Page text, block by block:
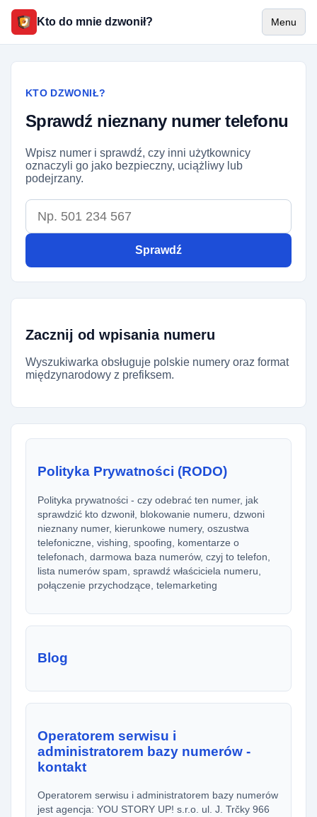
Kto do mnie dzwonił? Menu
KTO DZWONIŁ?
Sprawdź nieznany numer telefonu
Wpisz numer i sprawdź, czy inni użytkownicy
oznaczyli go jako bezpieczny, uciążliwy lub
podejrzany.
Numer telefonu
Sprawdź
Zacznij od wpisania numeru
Wyszukiwarka obsługuje polskie numery oraz format
międzynarodowy z prefiksem.
Polityka Prywatności (RODO)
Polityka prywatności - czy odebrać ten numer, jak
sprawdzić kto dzwonił, blokowanie numeru, dzwoni
nieznany numer, kierunkowe numery, oszustwa
telefoniczne, vishing, spoofing, komentarze o
telefonach, darmowa baza numerów, czyj to telefon,
lista numerów spam, sprawdź właściciela numeru,
połączenie przychodzące, telemarketing
Blog
Operatorem serwisu i
administratorem bazy numerów -
kontakt
Operatorem serwisu i administratorem bazy numerów
jest agencja: YOU STORY UP! s.r.o. ul. J. Trčky 966